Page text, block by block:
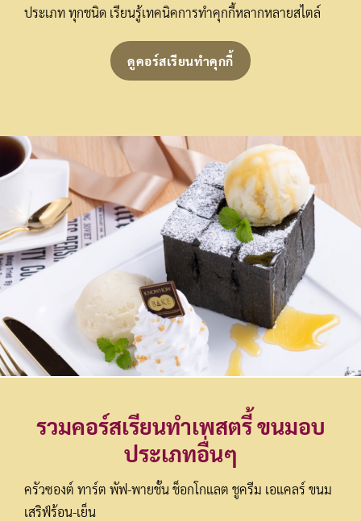
ประเภท ทุกชนิด เรียนรู้เทคนิคการทำคุกกี้หลากหลายสไตล์
ดูคอร์สเรียนทำคุกกี้
รวมคอร์สเรียนทำเพสตรี้ ขนมอบ
ประเภทอื่นๆ
ครัวซองต์ ทาร์ต พัฟ-พายชั้น ช็อกโกแลต ชูครีม เอแคลร์ ขนม
เสริฟ์ร้อน-เย็น